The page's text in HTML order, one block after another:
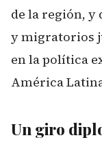
de la región, y
y migratorios
en la política
América
Un giro